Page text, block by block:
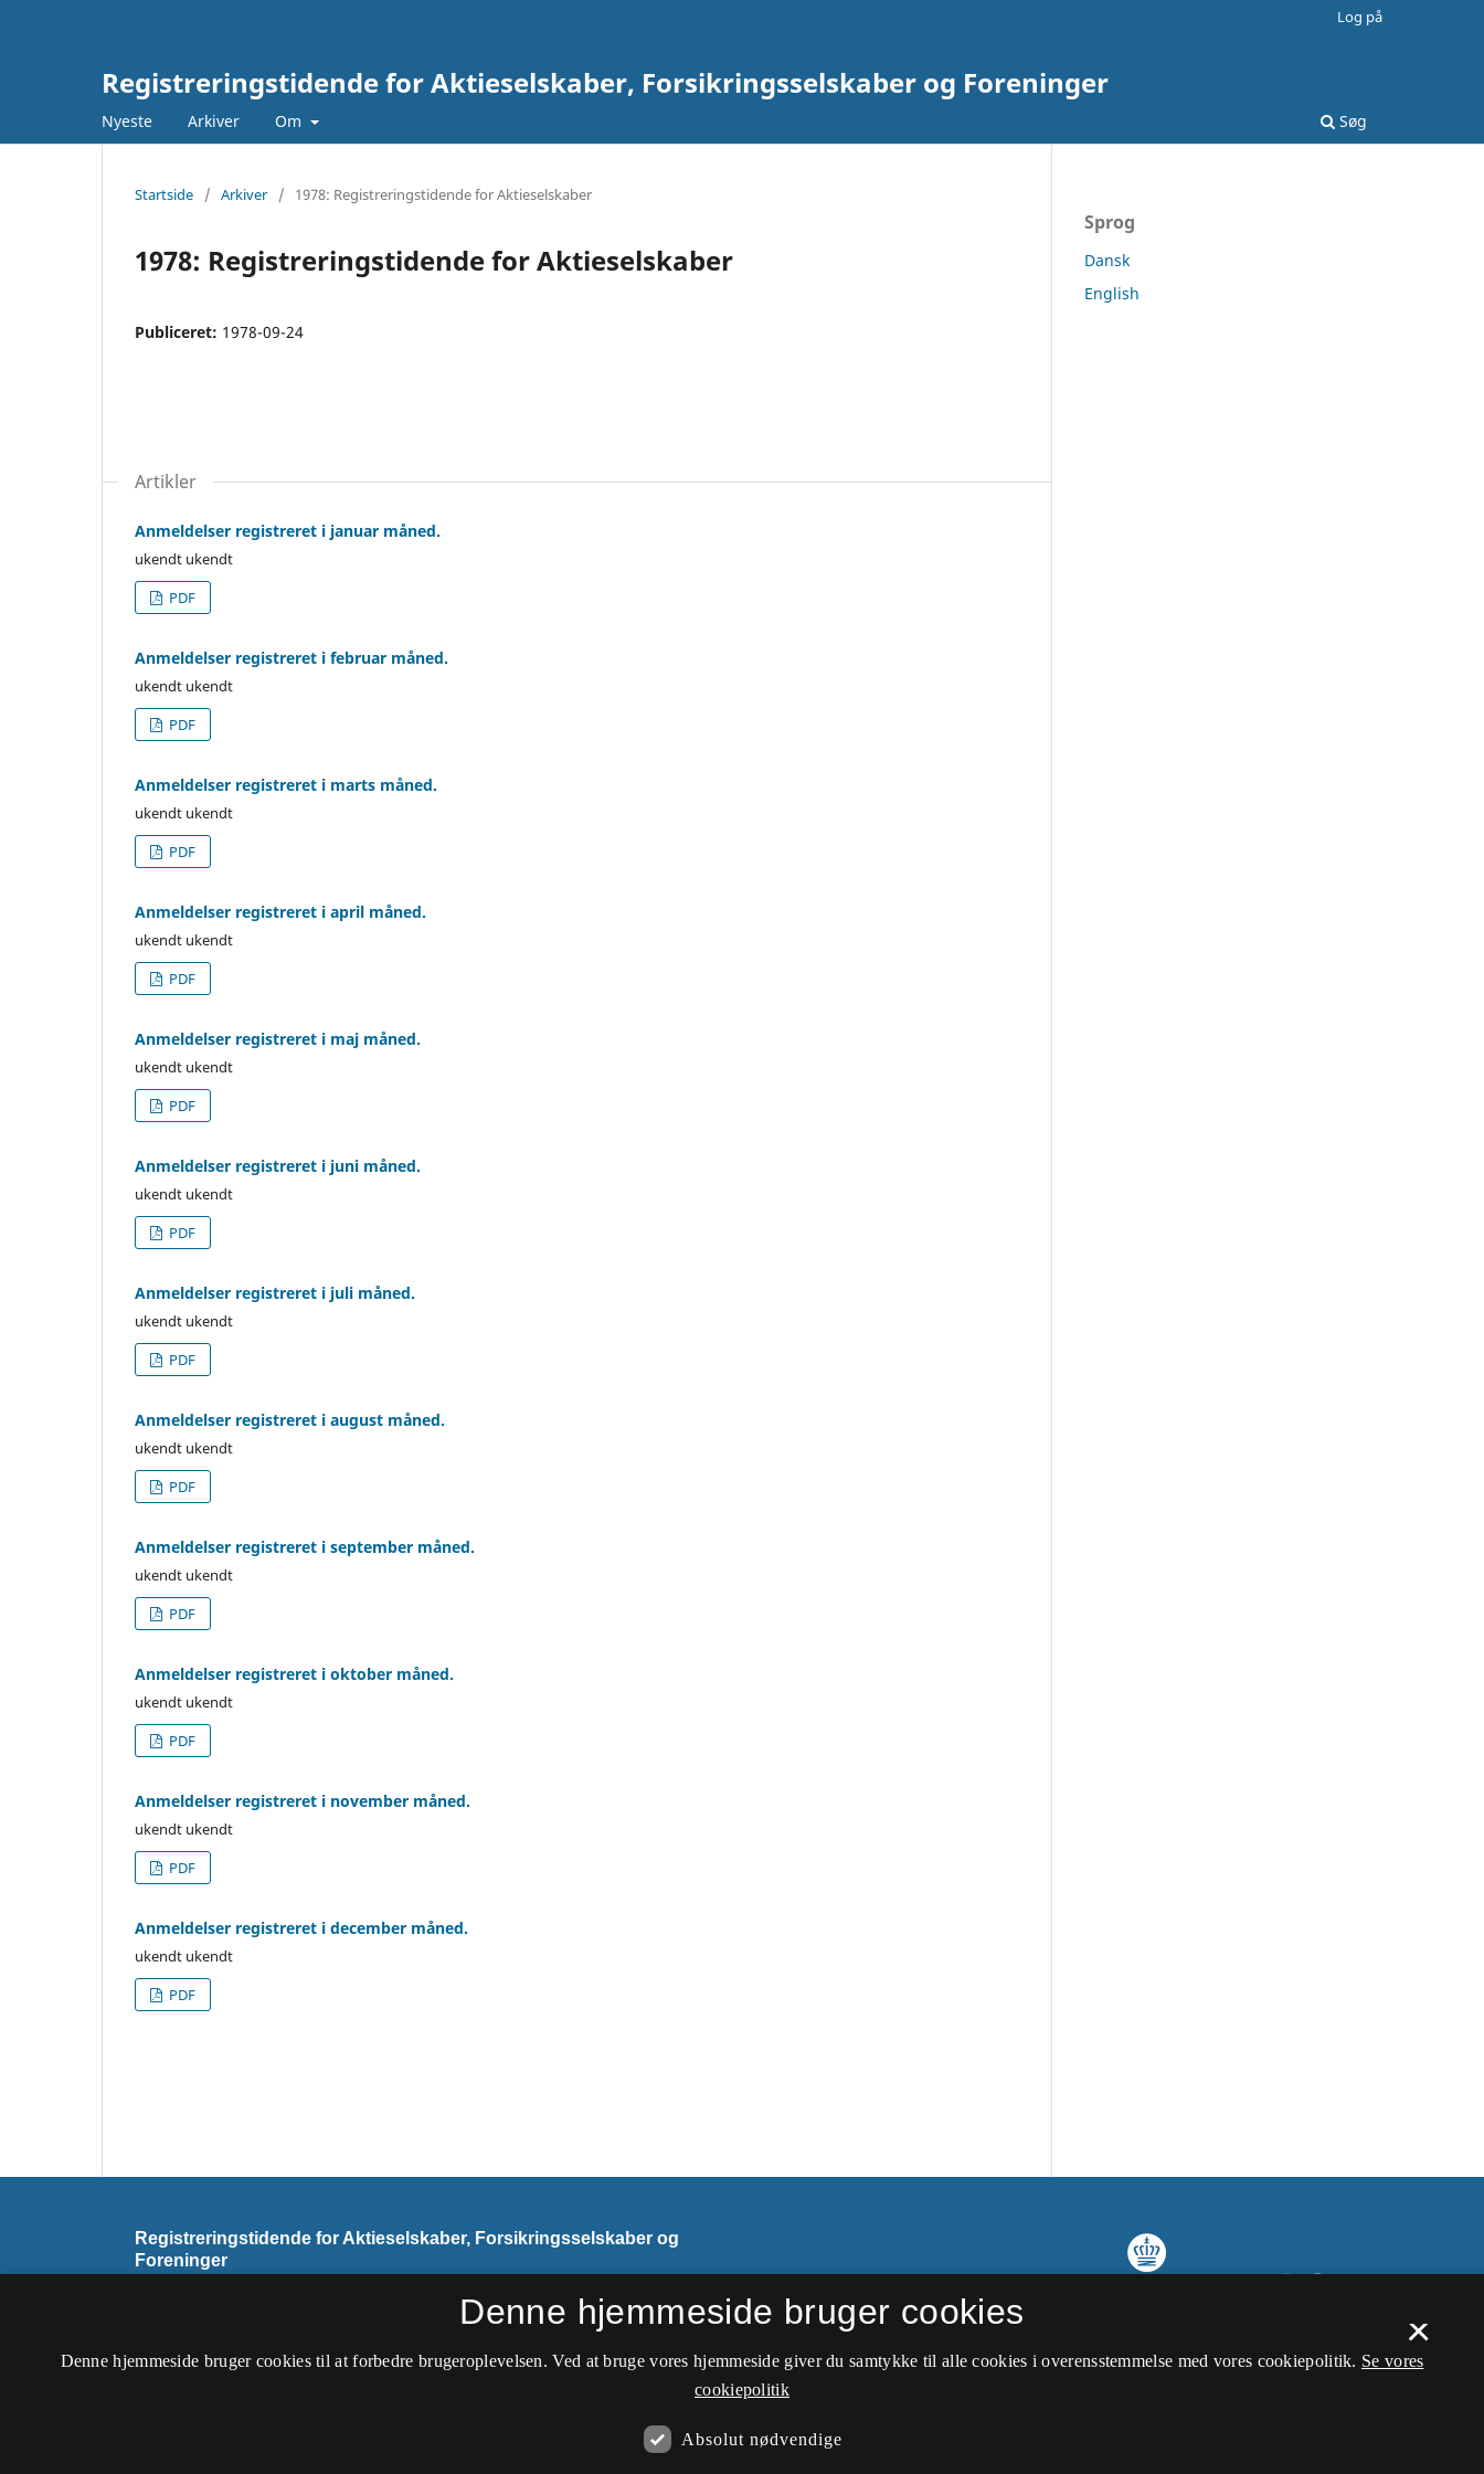
Registreringstidende for Aktieselskaber, Forsikringsselskaber og Foreninger
Nyeste Arkiver Om Søg
Log på
Startside / Arkiver / 1978: Registreringstidende for Aktieselskaber
1978: Registreringstidende for Aktieselskaber
Publiceret: 1978-09-24
Artikler
Anmeldelser registreret i januar måned.
ukendt ukendt
PDF
Anmeldelser registreret i februar måned.
ukendt ukendt
PDF
Anmeldelser registreret i marts måned.
ukendt ukendt
PDF
Anmeldelser registreret i april måned.
ukendt ukendt
PDF
Anmeldelser registreret i maj måned.
ukendt ukendt
PDF
Anmeldelser registreret i juni måned.
ukendt ukendt
PDF
Anmeldelser registreret i juli måned.
ukendt ukendt
PDF
Anmeldelser registreret i august måned.
ukendt ukendt
PDF
Anmeldelser registreret i september måned.
ukendt ukendt
PDF
Anmeldelser registreret i oktober måned.
ukendt ukendt
PDF
Anmeldelser registreret i november måned.
ukendt ukendt
PDF
Anmeldelser registreret i december måned.
ukendt ukendt
PDF
Sprog
Dansk
English
Registreringstidende for Aktieselskaber, Forsikringsselskaber og
Foreninger
Tidsskriftet udkommer ikke længere.
×
Denne hjemmeside bruger cookies
Denne hjemmeside bruger cookies til at forbedre brugeroplevelsen. Ved at bruge vores hjemmeside giver du samtykke til alle cookies i overensstemmelse med vores cookiepolitik. Se vores
cookiepolitik
Absolut nødvendige